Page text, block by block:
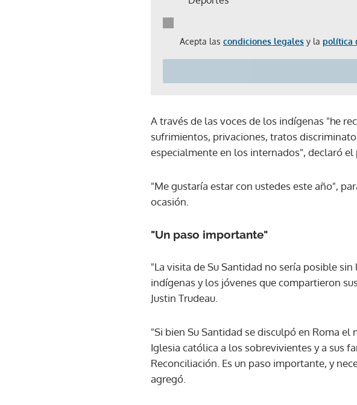
Acepta las condiciones legales y la política
Gracias
A través de las voces de los indígenas "he
sufrimientos, privaciones, tratos
especialmente en los internados", declaró el
"Me gustaría estar con ustedes este año",
ocasión.
"Un paso importante"
"La visita de Su Santidad no sería posible
indígenas y los jóvenes que compartieron
Justin Trudeau.
"Si bien Su Santidad se disculpó en Roma
Iglesia católica a los sobrevivientes y a sus
Reconciliación. Es un paso importante, y
agregó.